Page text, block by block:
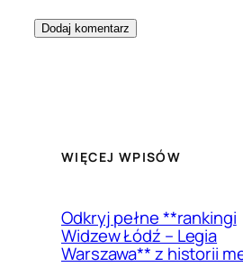
WIĘCEJ WPISÓW
Odkryj pełne **rankingi
Widzew Łódź – Legia
Warszawa** z historii